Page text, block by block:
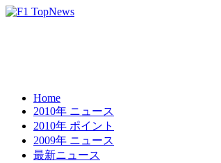
Home
2010年 ニュース
2010年 ポイント
2009年 ニュース
最新ニュース